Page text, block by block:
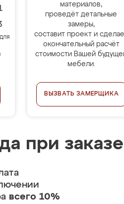
материалов,
проведёт детальные
замеры,
составит проект и
окончательный расчёт
стоимости Вашей
мебели.
ВЫЗВАТЬ ЗАМЕРЩИКА
при
всего 10%